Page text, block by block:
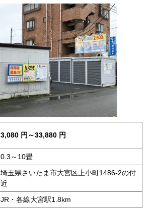
3,080 円～33,880 円
0.3～10畳
埼玉県さいたま市大宮区上小町1486-2の付
近
JR・各線大宮駅1.8km